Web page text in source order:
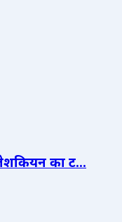
का ट...